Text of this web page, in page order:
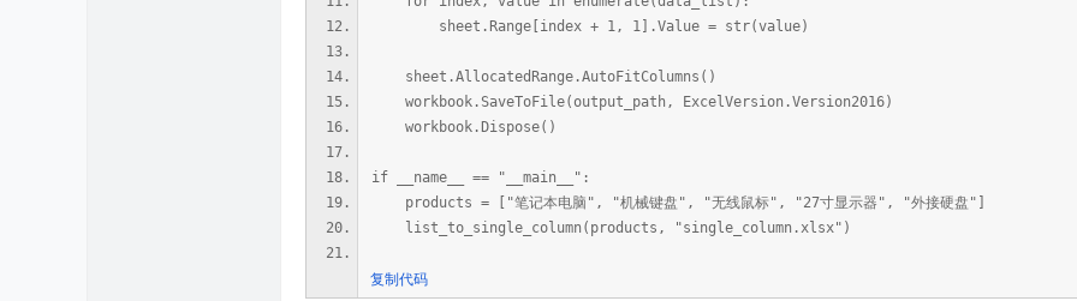
sheet.Range[index + 1, 1].Value = str(value)
sheet.AllocatedRange.AutoFitColumns()
workbook.SaveToFile(output_path, ExcelVersion.Version2016)
workbook.Dispose()
if __name__ == "__main__":
products = ["笔记本电脑", "机械键盘", "无线鼠标", "27寸显示器", "外接硬盘"]
list_to_single_column(products, "single_column.xlsx")
复制代码